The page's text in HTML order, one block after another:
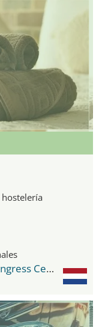
MECC Maastricht Exhibition & Congress Center